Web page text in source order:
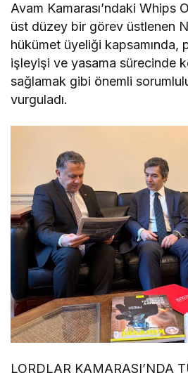
Avam Kamarası’ndaki Whips
üst düzey bir görev üstlenen
hükümet üyeliği kapsamında,
işleyişi ve yasama sürecinde
sağlamak gibi önemli
vurguladı.
LORDLAR KAMARASI’NDA